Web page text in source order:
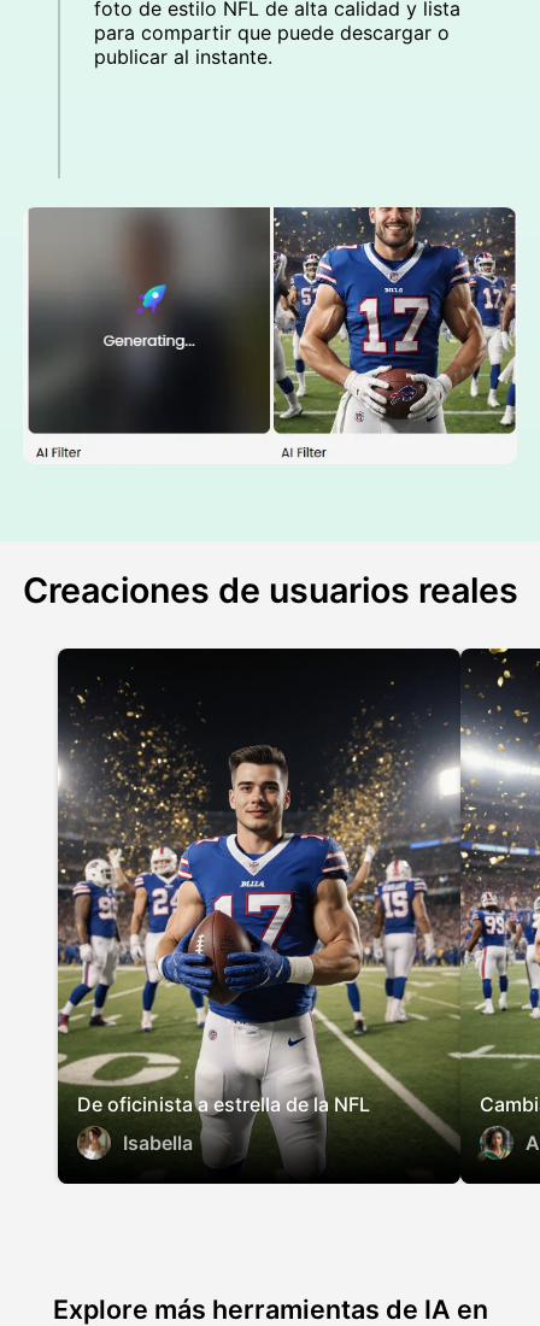
foto de estilo NFL de alta calidad y lista
para compartir que puede descargar o
publicar al instante.
Creaciones de usuarios reales
De oficinista a estrella de la NFL
Isabella
Explore más herramientas de IA en